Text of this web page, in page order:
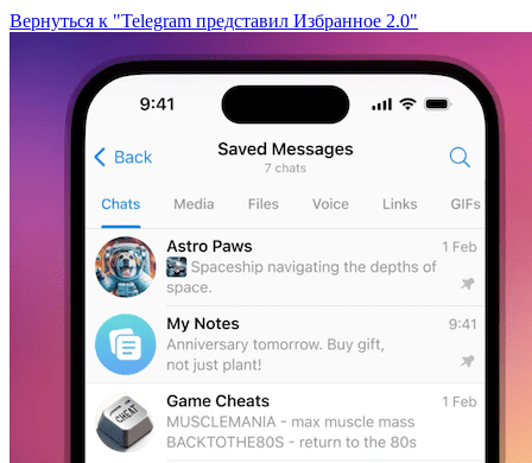
Вернуться к "Telegram представил Избранное 2.0"